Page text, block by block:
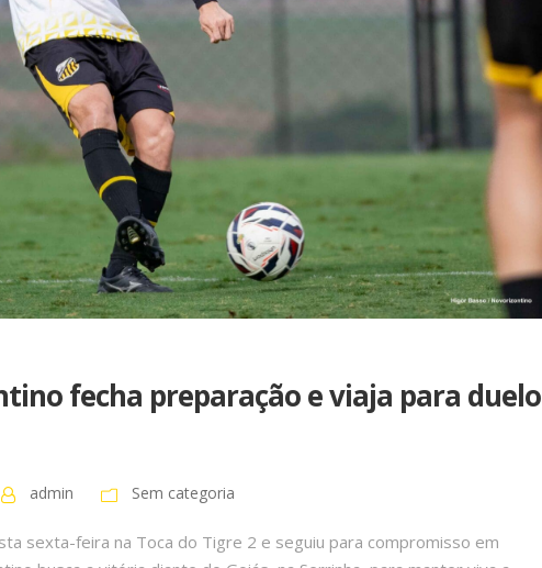
fecha preparação e viaja para duelo
admin Sem categoria
sexta-feira na Toca do Tigre 2 e seguiu para compromisso em